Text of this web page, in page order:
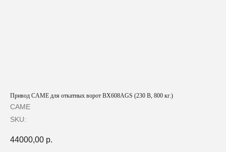
Привод CAME для откатных ворот BX608AGS (230 В, 800 кг.)
CAME
SKU:
44000,00 р.